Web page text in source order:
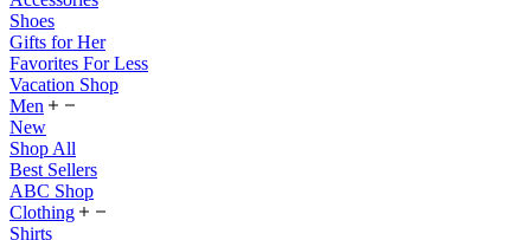
Shoes
Gifts for Her
Favorites For Less
Vacation Shop
Men
New
Shop All
Best Sellers
ABC Shop
Clothing
Shirts